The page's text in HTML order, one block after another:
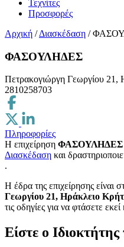
Τεχνίτες
Προσφορές
Αρχική / Διασκέδαση /
ΦΑΣΟΥΛΗΔΕΣ
Πετρακογιώργη Γεωργίου 21,
2810258703
Πληροφορίες
Η επιχείρηση ΦΑΣΟΥΛΗΔΕΣ
Διασκέδαση και
.
H έδρα της επιχείρησης είναι
Γεωργίου 21, Ηράκλειο
τις οδηγίες για να φτάσετε
Είστε ο